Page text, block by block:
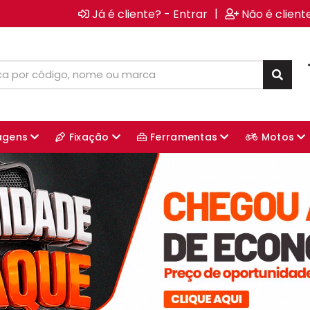
Já é cliente? - Entrar | Não é
Fixação Ferramentas Motos